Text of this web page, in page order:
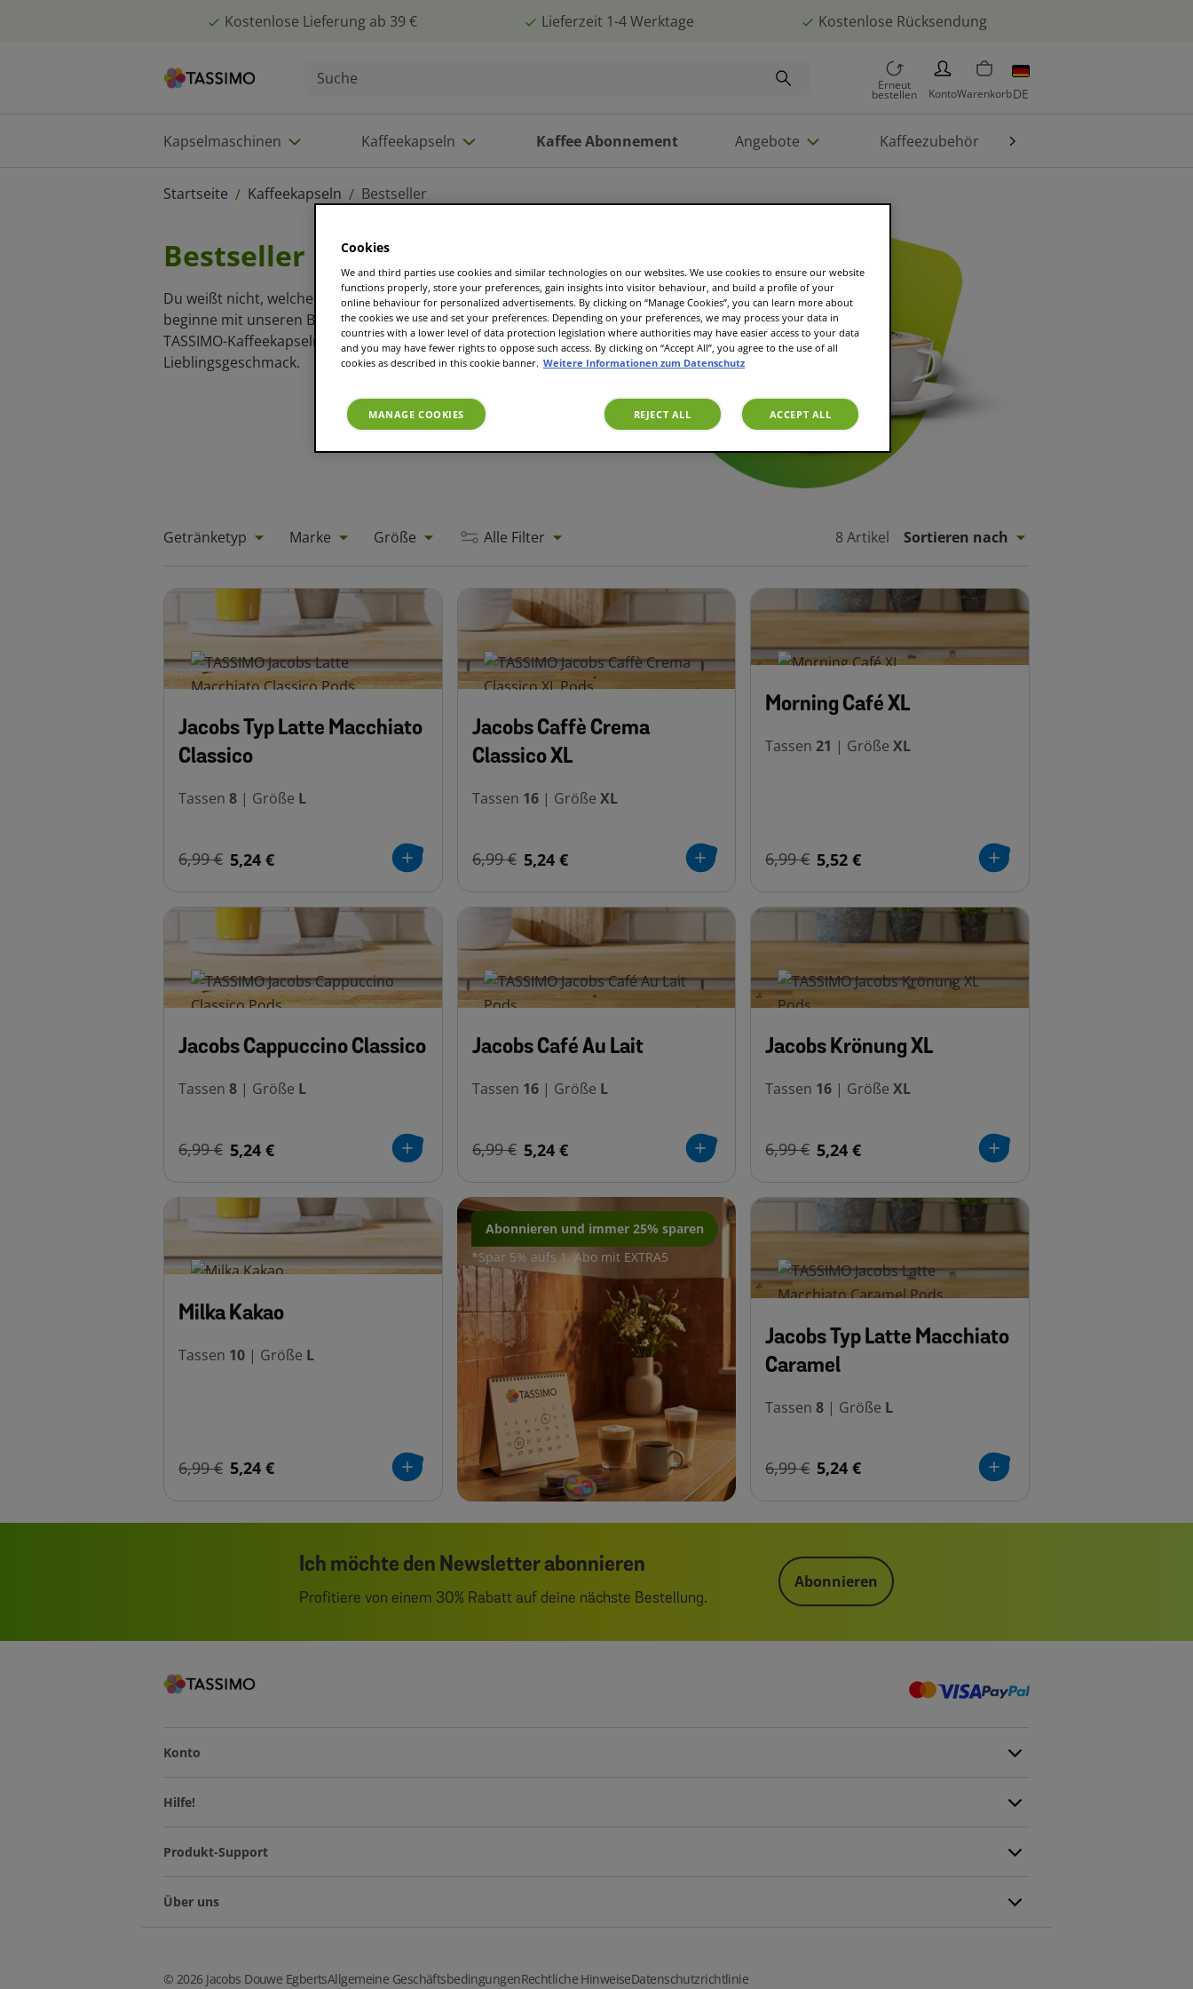
Kostenlose Lieferung ab 39 € Lieferzeit 1-4 Werktage Kostenlose Rücksendung
Erneut
bestellen
PERSON
KontoWarenkorbDE
Kapselmaschinen Kaffeekapseln Kaffee Abonnement Angebote Kaffeezubehör
Startseite / Kaffeekapseln / Bestseller
Bestseller
Du weißt nicht, welche Kaffeekapseln du ausprobieren sollst? Dann
beginne mit unseren Bestsellern! Entdecke einige der beliebtesten
TASSIMO-Kaffeekapseln und finde deinen neuen
Lieblingsgeschmack.
Getränketyp Marke Größe Alle Filter 8 Artikel Sortieren nach
Jacobs Typ Latte Macchiato
Classico
Tassen 8 | Größe L
6,99 € 5,24 €
Jacobs Caffè Crema
Classico XL
Tassen 16| Größe XL
6,99 € 5,24 €
Morning Café XL
Tassen 21 | Größe XL
6,99 € 5,52 €
Jacobs Cappuccino Classico
Tassen 8 | Größe L
6,99 € 5,24 €
Jacobs Café Au Lait
Tassen 16| Größe L
6,99 € 5,24 €
Jacobs Krönung XL
Tassen 16 | Größe XL
6,99 € 5,24 €
Milka Kakao
Tassen 10 | Größe L
6,99 € 5,24 €
Abonnieren und immer 25% sparen
*Spar 5% aufs 1. Abo mit EXTRA5
Jacobs Typ Latte Macchiato
Caramel
Tassen 8 | Größe L
6,99 € 5,24 €
Ich möchte den Newsletter abonnieren
Profitiere von einem 30% Rabatt auf deine nächste Bestellung.
Abonnieren
Konto
Hilfe!
Produkt-Support
Über uns
© 2026Jacobs Douwe EgbertsAllgemeine GeschäftsbedingungenRechtliche HinweiseDatenschutzrichtlinie
Cookies
We and third parties use cookies and similar technologies on our websites. We use cookies to ensure our website
functions properly, store your preferences, gain insights into visitor behaviour, and build a profile of your
online behaviour for personalized advertisements. By clicking on “Manage Cookies”, you can learn more about
the cookies we use and set your preferences. Depending on your preferences, we may process your data in
countries with a lower level of data protection legislation where authorities may have easier access to your data
and you may have fewer rights to oppose such access. By clicking on “Accept All”, you agree to the use of all
cookies as described in this cookie banner. Weitere Informationen zum Datenschutz
MANAGE COOKIES REJECT ALL ACCEPT ALL